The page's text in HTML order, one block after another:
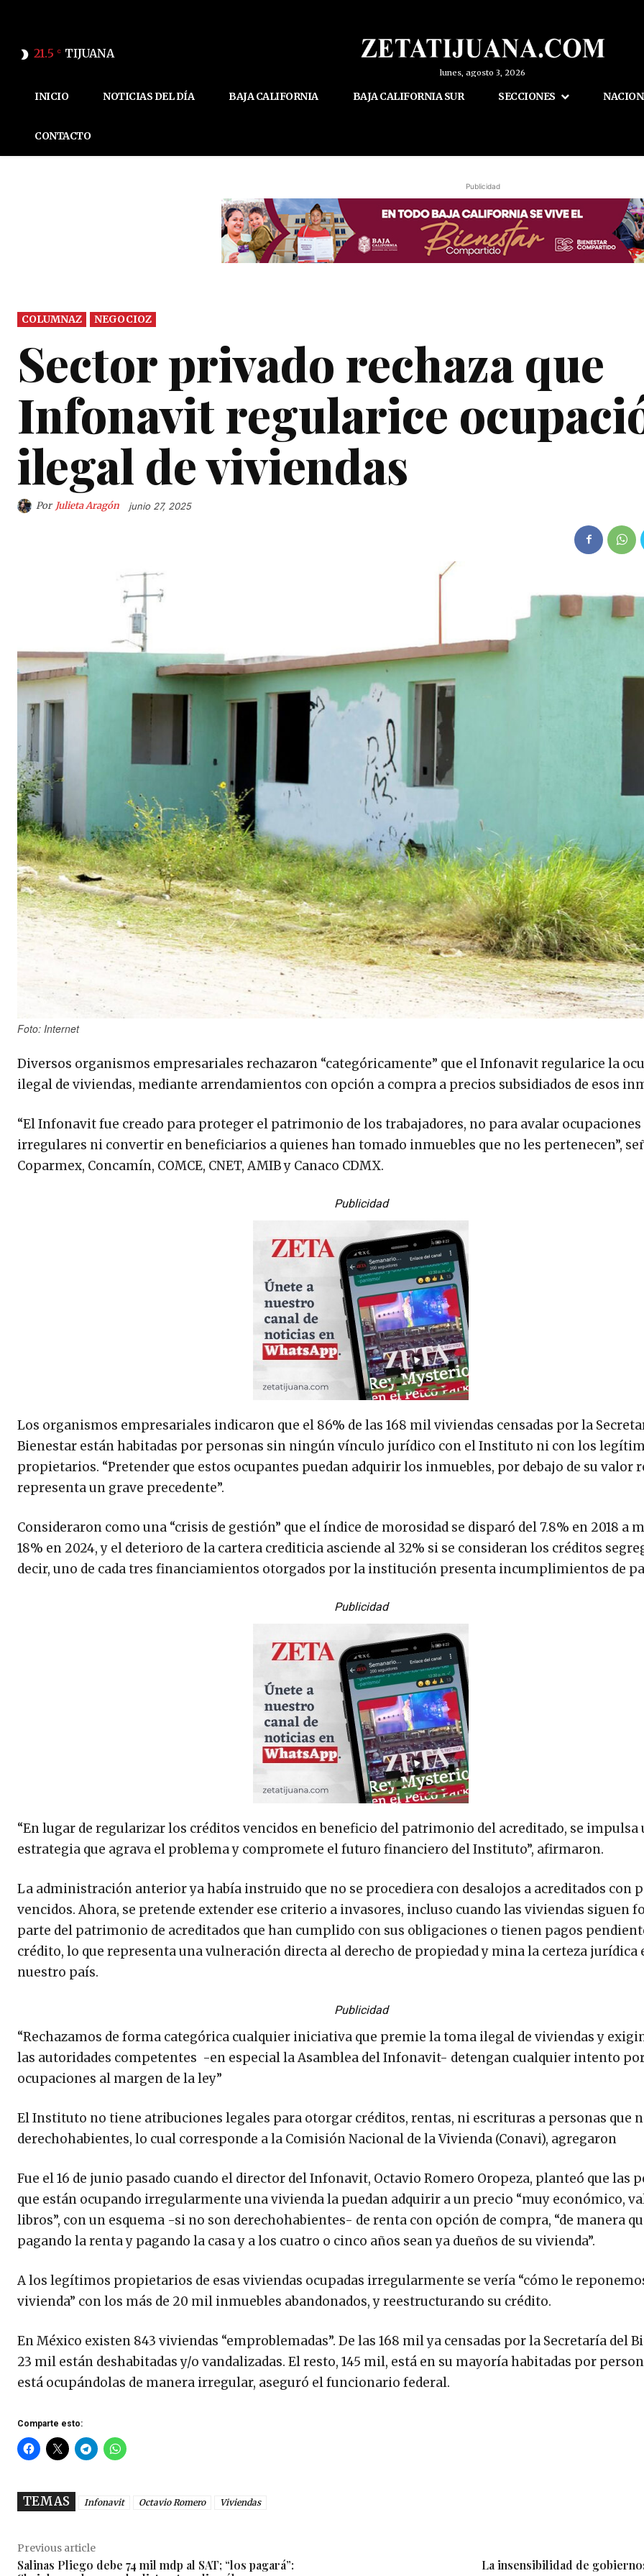
21.5 C TIJUANA
lunes, agosto 3, 2026
INICIO NOTICIAS DEL DÍA BAJA CALIFORNIA BAJA CALIFORNIA SUR SECCIONES
CONTACTO
Publicidad
COLUMNAZ NEGOCIOZ
Sector privado rechaza que
Infonavit regularice
ilegal de viviendas
Por Julieta Aragón junio 27, 2025
Foto: Internet
Diversos organismos empresariales rechazaron “categóricamente” que el Infonavit regularice la
ilegal de viviendas, mediante arrendamientos con opción a compra a precios subsidiados de esos
“El Infonavit fue creado para proteger el patrimonio de los trabajadores, no para avalar ocupaciones
irregulares ni convertir en beneficiarios a quienes han tomado inmuebles que no les pertenecen”,
Coparmex, Concamín, COMCE, CNET, AMIB y Canaco CDMX.
Publicidad
Los organismos empresariales indicaron que el 86% de las 168 mil viviendas censadas por la
Bienestar están habitadas por personas sin ningún vínculo jurídico con el Instituto ni con los
propietarios. “Pretender que estos ocupantes puedan adquirir los inmuebles, por debajo de su valor
representa un grave precedente”.
Consideraron como una “crisis de gestión” que el índice de morosidad se disparó del 7.8% en 2018 a
18% en 2024, y el deterioro de la cartera crediticia asciende al 32% si se consideran los créditos
decir, uno de cada tres financiamientos otorgados por la institución presenta incumplimientos de
Publicidad
“En lugar de regularizar los créditos vencidos en beneficio del patrimonio del acreditado, se impulsa
estrategia que agrava el problema y compromete el futuro financiero del Instituto”, afirmaron.
La administración anterior ya había instruido que no se procediera con desalojos a acreditados con
vencidos. Ahora, se pretende extender ese criterio a invasores, incluso cuando las viviendas siguen
parte del patrimonio de acreditados que han cumplido con sus obligaciones o tienen pagos
crédito, lo que representa una vulneración directa al derecho de propiedad y mina la certeza jurídica
nuestro país.
Publicidad
“Rechazamos de forma categórica cualquier iniciativa que premie la toma ilegal de viviendas y
las autoridades competentes -en especial la Asamblea del Infonavit- detengan cualquier intento
ocupaciones al margen de la ley”
El Instituto no tiene atribuciones legales para otorgar créditos, rentas, ni escrituras a personas que
derechohabientes, lo cual corresponde a la Comisión Nacional de la Vivienda (Conavi), agregaron
Fue el 16 de junio pasado cuando el director del Infonavit, Octavio Romero Oropeza, planteó que las
que están ocupando irregularmente una vivienda la puedan adquirir a un precio “muy económico,
libros”, con un esquema -si no son derechohabientes- de renta con opción de compra, “de manera
pagando la renta y pagando la casa y a los cuatro o cinco años sean ya dueños de su vivienda”.
A los legítimos propietarios de esas viviendas ocupadas irregularmente se vería “cómo le
vivienda” con los más de 20 mil inmuebles abandonados, y reestructurando su crédito.
En México existen 843 viviendas “emproblemadas”. De las 168 mil ya censadas por la Secretaría del
23 mil están deshabitadas y/o vandalizadas. El resto, 145 mil, está en su mayoría habitadas por
está ocupándolas de manera irregular, aseguró el funcionario federal.
Comparte esto:
TEMAS Infonavit Octavio Romero Viviendas
Previous article
Salinas Pliego debe 74 mil mdp al SAT; “los pagará”:
La insensibilidad de